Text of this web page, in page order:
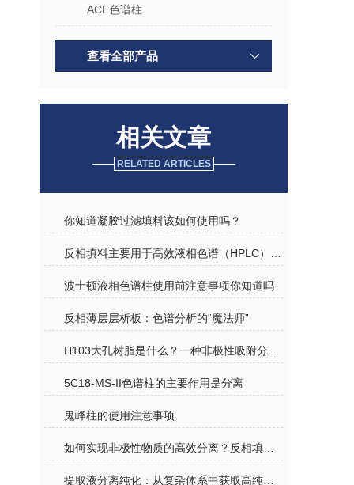
ACE色谱柱
查看全部产品
相关文章
RELATED ARTICLES
你知道凝胶过滤填料该如何使用吗？
波士顿液相色谱柱使用前注意事项你知道吗
反相薄层层析板：色谱分析的“魔法师”
5C18-MS-II色谱柱的主要作用是分离
鬼峰柱的使用注意事项